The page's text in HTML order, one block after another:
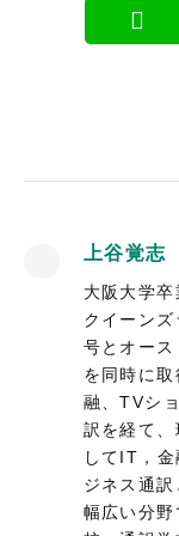
上谷覚志
大阪大学
クイーン
号とオー
を同時に
融、TVシ
訳を経て、
してIT，
ジネス通
幅広い分